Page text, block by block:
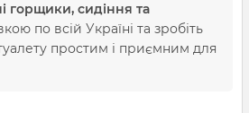
горщики, сидіння та
по всій Україні та зробіть
простим і приємним для